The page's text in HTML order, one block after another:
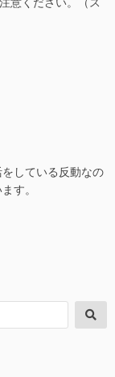
している反動なの
す。
索